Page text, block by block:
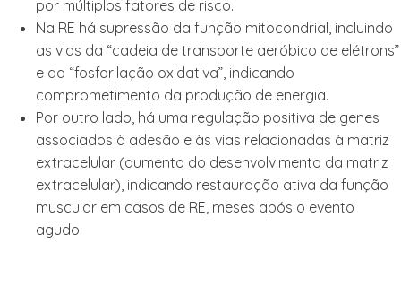
por múltiplos fatores de risco.
Na RE há supressão da função mitocondrial, incluindo
as vias da “cadeia de transporte aeróbico de elétrons”
e da “fosforilação oxidativa”, indicando
comprometimento da produção de energia.
Por outro lado, há uma regulação positiva de genes
associados à adesão e às vias relacionadas à matriz
extracelular (aumento do desenvolvimento da matriz
extracelular), indicando restauração ativa da função
muscular em casos de RE, meses após o evento
agudo.